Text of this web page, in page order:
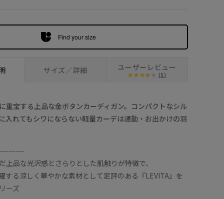
Find your size
サイズ／詳細 ユーザーレビュー
(5)
重宝する上品な金ボタンカーディガン。コンパクトなシル
入れてもシワにならない軽量カーデは通勤・お出かけの羽
上品な光沢感とさらりとした肌触りが特徴で、
する涼しく華やかな素材として定評のある『LEVITA』を
ーズ